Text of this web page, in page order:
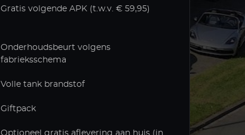
Gratis volgende APK (t.w.v. € 59,95)
Onderhoudsbeurt volgens
fabrieksschema
Volle tank brandstof
Giftpack
Optioneel gratis aflevering aan huis (in